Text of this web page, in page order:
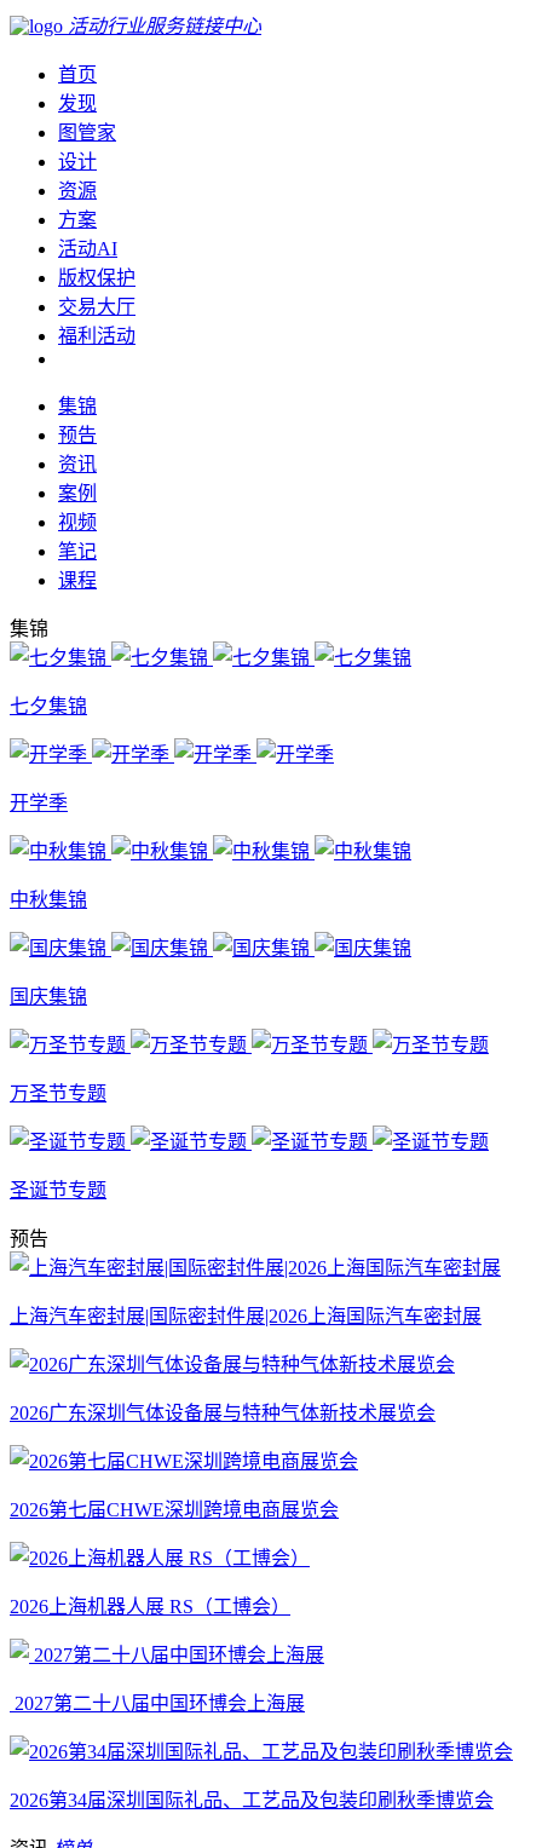
活动行业服务链接中心
首页
发现
图管家
设计
资源
方案
活动AI
版权保护
交易大厅
福利活动
集锦
预告
资讯
案例
视频
笔记
课程
集锦
七夕集锦
开学季
中秋集锦
国庆集锦
万圣节专题
圣诞节专题
预告
上海汽车密封展|国际密封件展|2026上海国际汽车密封展
2026广东深圳气体设备展与特种气体新技术展览会
2026第七届CHWE深圳跨境电商展览会
2026上海机器人展 RS（工博会）
2027第二十八届中国环博会上海展
2026第34届深圳国际礼品、工艺品及包装印刷秋季博览会